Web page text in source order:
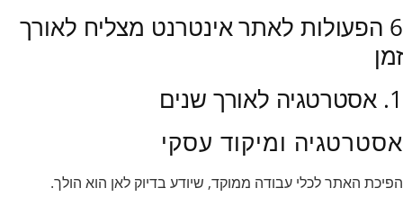
6 הפעולות לאתר אינטרנט מצליח לאורך
זמן
1. אסטרטגיה לאורך שנים
אסטרטגיה ומיקוד עסקי
הפיכת האתר לכלי עבודה ממוקד, שיודע בדיוק לאן הוא הולך.